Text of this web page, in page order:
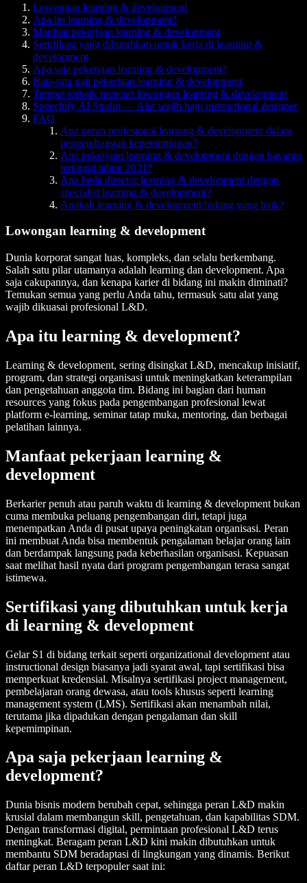
Lowongan learning & development
Apa itu learning & development?
Manfaat pekerjaan learning & development
Sertifikasi yang dibutuhkan untuk kerja di learning &
development
Apa saja pekerjaan learning & development?
Rata-rata gaji pekerjaan learning & development
Tempat terbaik mencari lowongan learning & development
Speechify AI Studio — Alat wajib bagi instructional designer
FAQ
Apa peran profesional learning & development dalam
pengembangan kepemimpinan?
Apa pekerjaan learning & development dengan bayaran
tertinggi tahun 2021?
Apa beda director learning & development dengan
specialist learning & development?
Apakah learning & development bidang yang baik?
Lowongan learning & development
Dunia korporat sangat luas, kompleks, dan selalu berkembang.
Salah satu pilar utamanya adalah learning dan development. Apa
saja cakupannya, dan kenapa karier di bidang ini makin diminati?
Temukan semua yang perlu Anda tahu, termasuk satu alat yang
wajib dikuasai profesional L&D.
Apa itu learning & development?
Learning & development, sering disingkat L&D, mencakup inisiatif,
program, dan strategi organisasi untuk meningkatkan keterampilan
dan pengetahuan anggota tim. Bidang ini bagian dari human
resources yang fokus pada pengembangan profesional lewat
platform e-learning, seminar tatap muka, mentoring, dan berbagai
pelatihan lainnya.
Manfaat pekerjaan learning &
development
Berkarier penuh atau paruh waktu di learning & development bukan
cuma membuka peluang pengembangan diri, tetapi juga
menempatkan Anda di pusat upaya peningkatan organisasi. Peran
ini membuat Anda bisa membentuk pengalaman belajar orang lain
dan berdampak langsung pada keberhasilan organisasi. Kepuasan
saat melihat hasil nyata dari program pengembangan terasa sangat
istimewa.
Sertifikasi yang dibutuhkan untuk kerja
di learning & development
Gelar S1 di bidang terkait seperti organizational development atau
instructional design biasanya jadi syarat awal, tapi sertifikasi bisa
memperkuat kredensial. Misalnya sertifikasi project management,
pembelajaran orang dewasa, atau tools khusus seperti learning
management system (LMS). Sertifikasi akan menambah nilai,
terutama jika dipadukan dengan pengalaman dan skill
kepemimpinan.
Apa saja pekerjaan learning &
development?
Dunia bisnis modern berubah cepat, sehingga peran L&D makin
krusial dalam membangun skill, pengetahuan, dan kapabilitas SDM.
Dengan transformasi digital, permintaan profesional L&D terus
meningkat. Beragam peran L&D kini makin dibutuhkan untuk
membantu SDM beradaptasi di lingkungan yang dinamis. Berikut
daftar peran L&D terpopuler saat ini: